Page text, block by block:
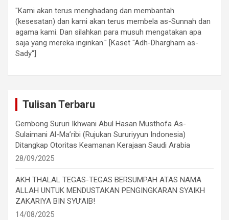
"Kami akan terus menghadang dan membantah
(kesesatan) dan kami akan terus membela as-Sunnah dan
agama kami. Dan silahkan para musuh mengatakan apa
saja yang mereka inginkan." [Kaset "Adh-Dhargham as-
Sady"]
Tulisan Terbaru
Gembong Sururi Ikhwani Abul Hasan Musthofa As-
Sulaimani Al-Ma’ribi (Rujukan Sururiyyun Indonesia)
Ditangkap Otoritas Keamanan Kerajaan Saudi Arabia
28/09/2025
AKH THALAL TEGAS-TEGAS BERSUMPAH ATAS NAMA
ALLAH UNTUK MENDUSTAKAN PENGINGKARAN SYAIKH
ZAKARIYA BIN SYU’AIB!
14/08/2025